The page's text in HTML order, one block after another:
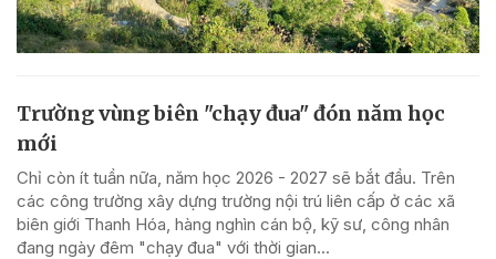
Trường vùng biên "chạy đua" đón năm học
mới
Chỉ còn ít tuần nữa, năm học 2026 - 2027 sẽ bắt đầu. Trên
các công trường xây dựng trường nội trú liên cấp ở các xã
biên giới Thanh Hóa, hàng nghìn cán bộ, kỹ sư, công nhân
đang ngày đêm "chạy đua" với thời gian...